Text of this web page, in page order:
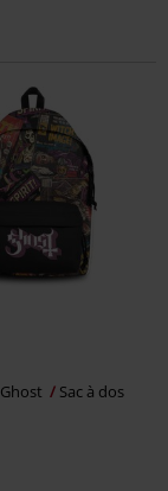
Ghost Sac à dos